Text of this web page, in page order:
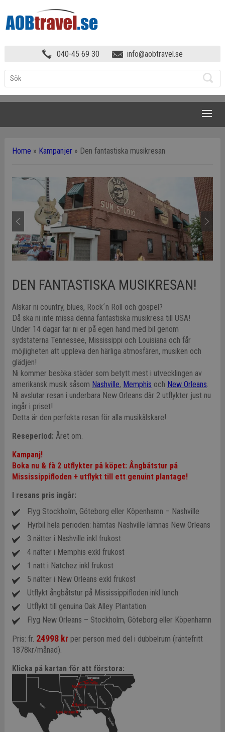
040-45 69 30 info@aobtravel.se
Home » Kampanjer» Den fantastiska musikresan
DEN FANTASTISKA MUSIKRESAN!
Älskar ni country, blues, Rock´n Roll och gospel?
Då ska ni inte missa denna fantastiska musikresa till USA!
Under 14 dagar tar ni er på egen hand med bil genom
sydstaterna Tennessee, Mississippi och Louisiana och får
möjligheten att uppleva den härliga atmosfären, musiken och
glädjen!
Ni kommer besöka städer som betytt mest i utvecklingen av
amerikansk musik såsom Nashville, Memphis och New Orleans
Ni avslutar resan i underbara New Orleans där 2 utflykter just nu
ingår i priset!
Detta är den perfekta resan för alla musikälskare!
Reseperiod: Året om.
Kampanj!
Boka nu & få 2 utflykter på köpet: Ångbåtstur på
Mississippifloden + utflykt till ett genuint plantage!
I resans pris ingår:
Flyg Stockholm, Göteborg eller Köpenhamn – Nashville
Hyrbil hela perioden: hämtas Nashville lämnas New Orleans
3 nätter i Nashville inkl frukost
4 nätter i Memphis exkl frukost
1 natt i Natchez inkl frukost
5 nätter i New Orleans exkl frukost
Utflykt ångbåtstur på Mississippifloden inkl lunch
Utflykt till genuina Oak Alley Plantation
Flyg New Orleans – Stockholm, Göteborg eller Köpenhamn
Pris: fr. 24998 krper person med del i dubbelrum (räntefritt
1878kr/månad).
Klicka på kartan för att förstora: